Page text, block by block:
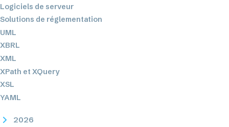
Logiciels de serveur
Solutions de réglementation
UML
XBRL
XML
XPath et XQuery
XSL
YAML
2026